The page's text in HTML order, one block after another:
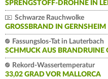
SPRENGSTOFF-DROHNE IN
Schwarze Rauchwolke
GROSSBRAND IN GERNSHEIM
Fassungslos-Tat in Lauterbach
SCHMUCK AUS BRANDRUINE
Rekord-Wassertemperatur
33,02 GRAD VOR MALLORCA